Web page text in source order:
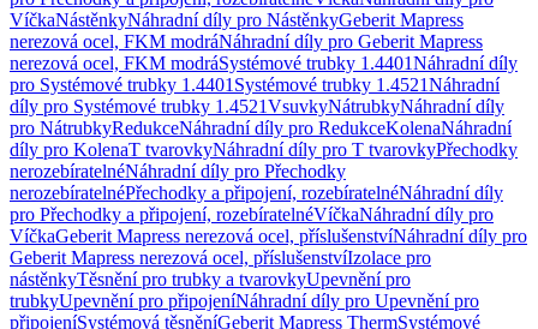
VíčkaNástěnkyNáhradní díly pro NástěnkyGeberit Mapress
nerezová ocel, FKM modráNáhradní díly pro Geberit Mapress
nerezová ocel, FKM modráSystémové trubky 1.4401Náhradní díly
pro Systémové trubky 1.4401 Systémové trubky 1.4521Náhradní
díly pro Systémové trubky 1.4521VsuvkyNátrubkyNáhradní díly
pro NátrubkyRedukceNáhradní díly pro RedukceKolenaNáhradní
díly pro KolenaT tvarovkyNáhradní díly pro T tvarovkyPřechodky
nerozebíratelnéNáhradní díly pro Přechodky
nerozebíratelnéPřechodky a připojení, rozebíratelnéNáhradní díly
pro Přechodky a připojení, rozebíratelnéVíčkaNáhradní díly pro
VíčkaGeberit Mapress nerezová ocel, příslušenstvíNáhradní díly pro
Geberit Mapress nerezová ocel, příslušenstvíIzolace pro
nástěnkyTěsnění pro trubky a tvarovkyUpevnění pro
trubkyUpevnění pro připojeníNáhradní díly pro Upevnění pro
připojeníSystémová těsněníGeberit Mapress ThermSystémové